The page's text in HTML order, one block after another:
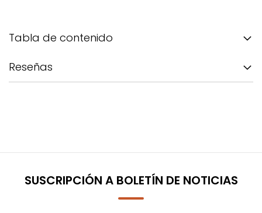
Tabla de contenido
Reseñas
SUSCRIPCIÓN A BOLETÍN DE NOTICIAS